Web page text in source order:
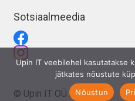
Sotsiaalmeedia
© Upin IT OÜ 2026
Upin IT veebilehel kasutatakse
jätkates nõustute
Nõustun